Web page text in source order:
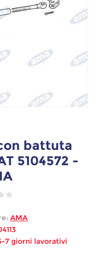
battuta
5104572 -
AMA
7 giorni lavorativi